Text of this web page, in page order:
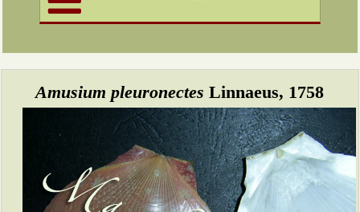
Amusium pleuronectes Linnaeus, 1758